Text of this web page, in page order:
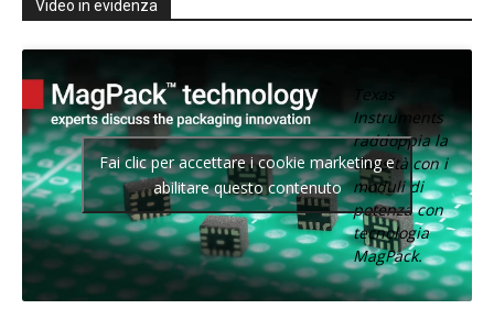
Video in evidenza
Texas
Instruments
raddoppia la
densità con i
moduli di
potenza con
tecnologia
MagPack.
Fai clic per accettare i cookie marketing e
abilitare questo contenuto